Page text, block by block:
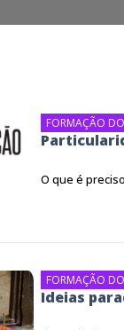
FORMAÇÃO
O que é
FORMAÇÃO
Ideias